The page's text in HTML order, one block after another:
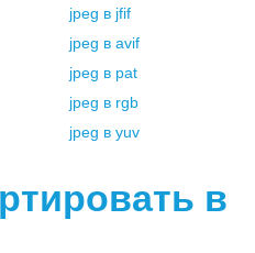
jpeg в jfif
jpeg в avif
jpeg в pat
jpeg в rgb
jpeg в yuv
в